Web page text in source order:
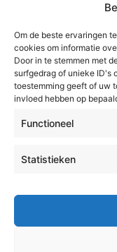
Om de beste ervaringen
cookies om informatie
Door in te stemmen met
surfgedrag of unieke ID's
toestemming geeft of uw
invloed hebben op
Functioneel
Statistieken
Weert
Nederweert
Leudal
Maasgouw
Echt-Susteren
Roermond
Radio & TV